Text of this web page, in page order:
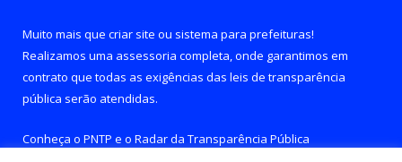
Muito mais que criar site ou sistema para prefeituras!
Realizamos uma assessoria completa, onde garantimos em
contrato que todas as exigências das leis de transparência
pública serão atendidas.
Conheça o PNTP e o Radar da Transparência Pública